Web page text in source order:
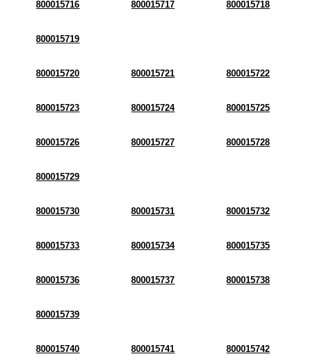
800015716 800015717 800015718
800015719
800015720 800015721 800015722
800015723 800015724 800015725
800015726 800015727 800015728
800015729
800015730 800015731 800015732
800015733 800015734 800015735
800015736 800015737 800015738
800015739
800015740 800015741 800015742